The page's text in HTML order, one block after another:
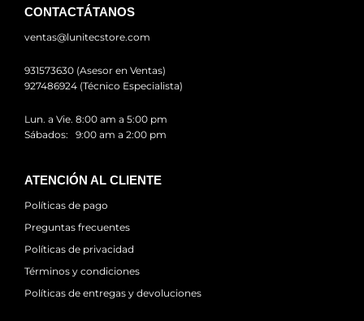
CONTACTÁTANOS
ventas@lunitecstore.com
931573630 (Asesor en Ventas)
927486924 (Técnico Especialista)
Lun. a Vie. 8:00 am a 5:00 pm
Sábados: 9:00 am a 2:00 pm
ATENCIÓN AL CLIENTE
Políticas de pago
Preguntas frecuentes
Políticas de privacidad
Términos y condiciones
Políticas de entregas y devoluciones